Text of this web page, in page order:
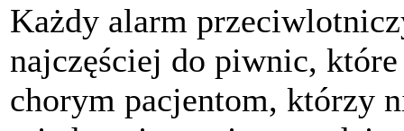
Każdy alarm
najczęściej do piwnic,
chorym pacjentom, którzy